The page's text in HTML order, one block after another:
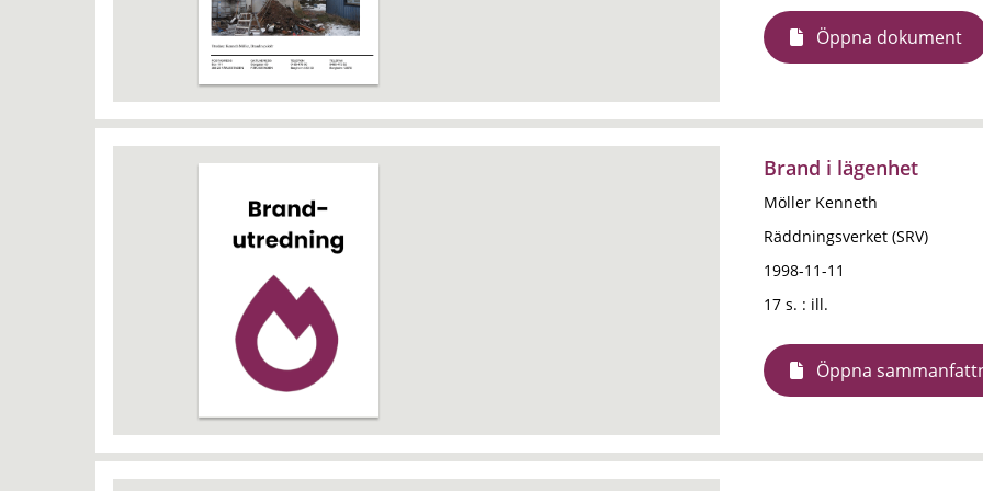
Öppna dokument
Brand i lägenhet
Möller Kenneth
Räddningsverket (SRV)
1998-11-11
17 s. : ill.
Öppna